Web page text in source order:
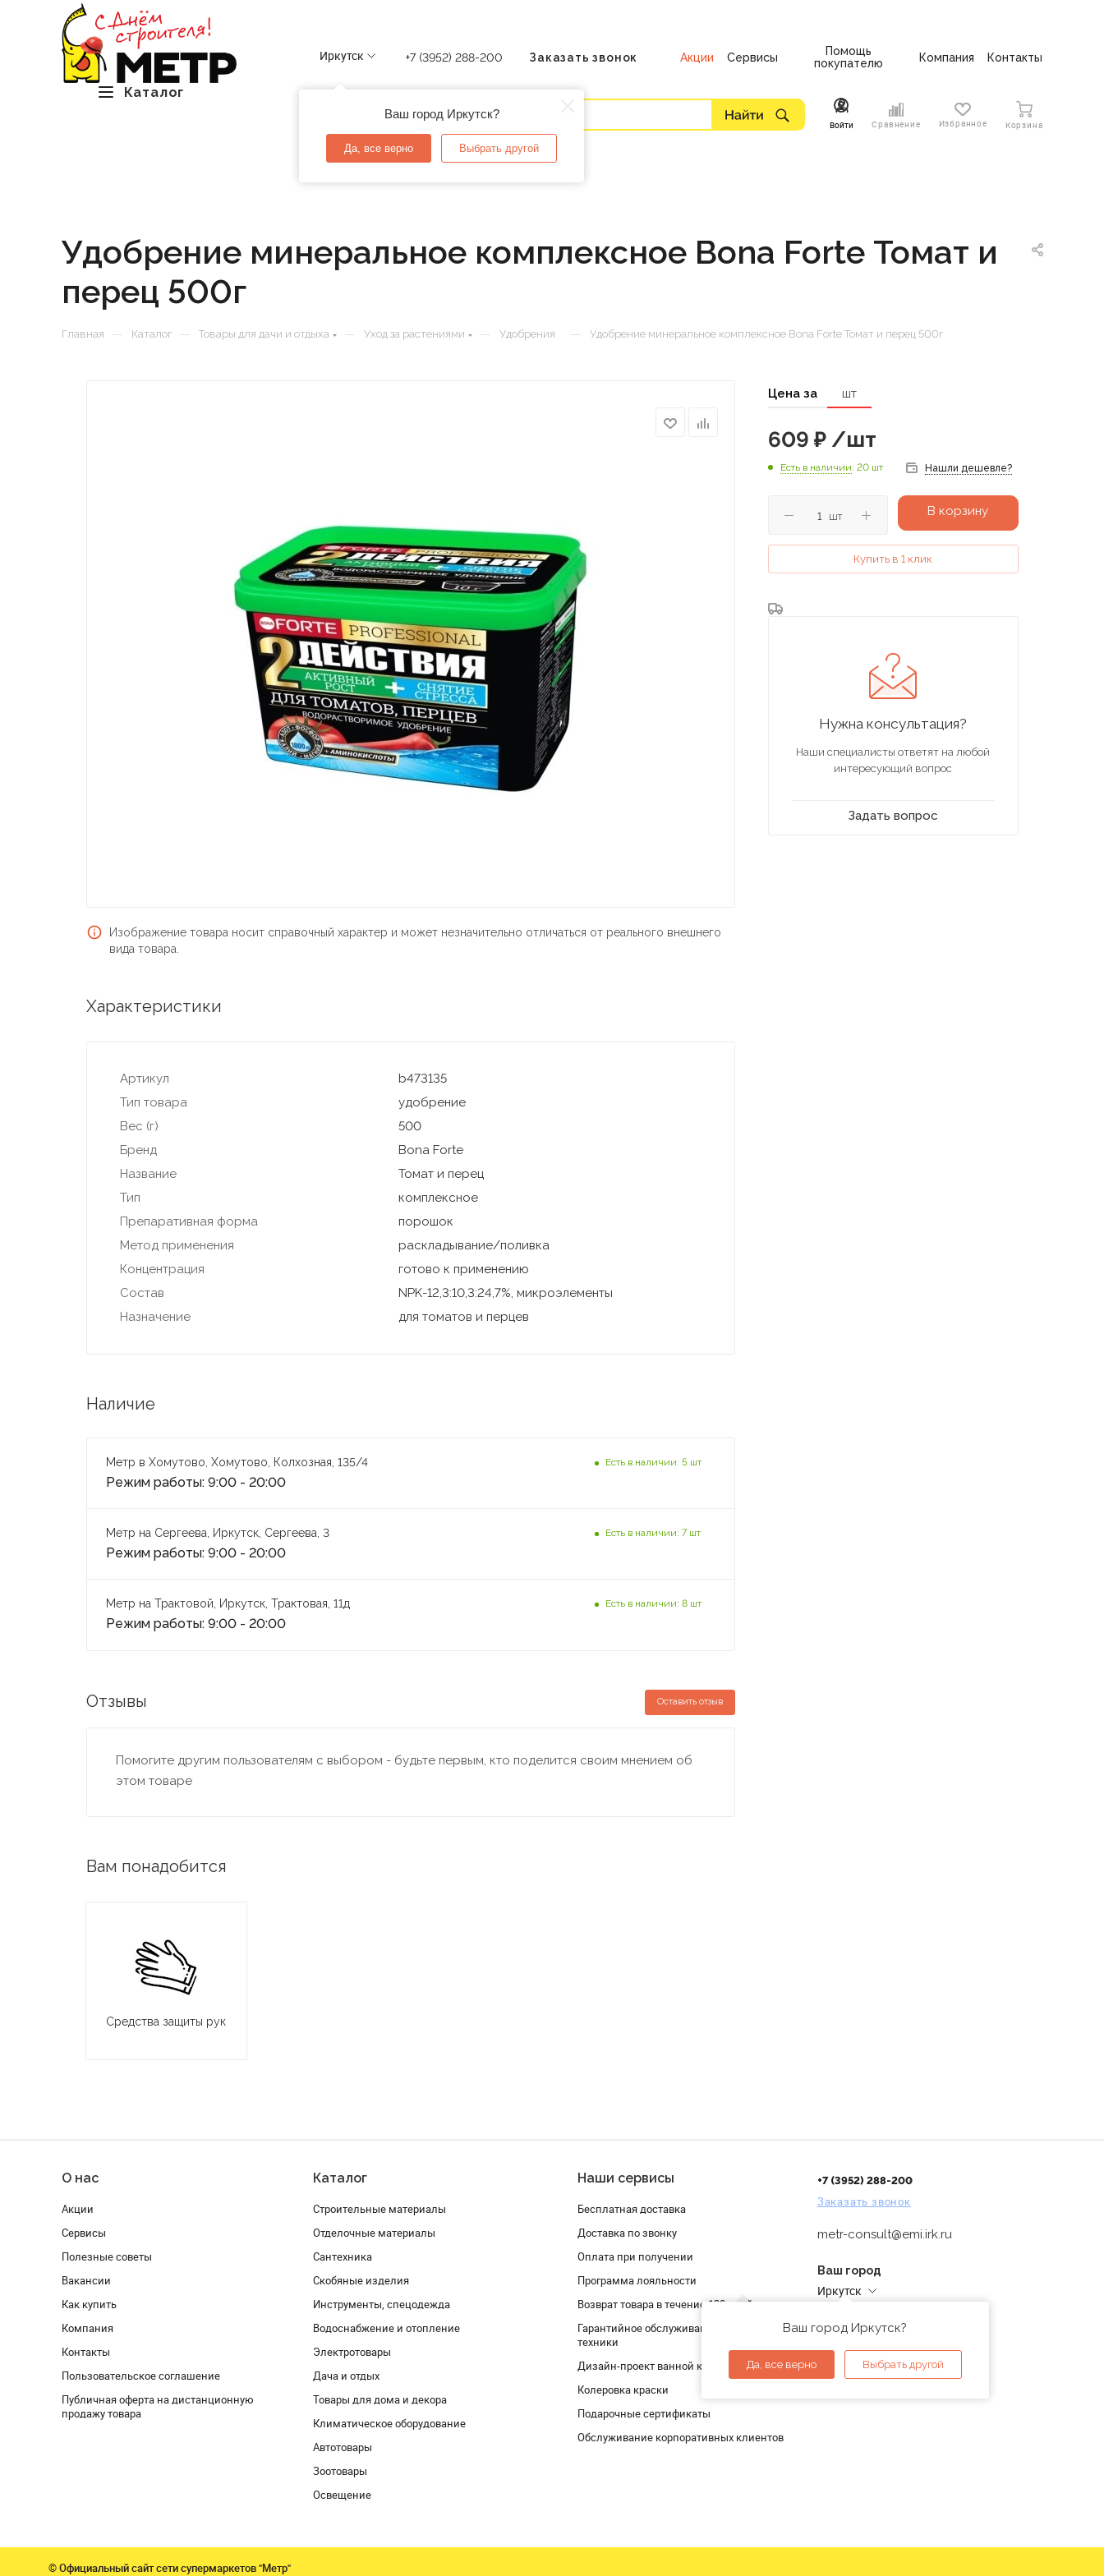
Каталог
Иркутск
Ваш город Иркутск?
Да, все верно Выбрать другой
+7 (3952) 288-200 Заказать звонок Акции Сервисы
Помощь
покупателю
Компания Контакты
Войти Сравнение Избранное Корзина
Удобрение минеральное комплексное Bona Forte Томат и
перец 500г
Главная — Каталог — Товары для дачи и отдыха — Уход за растениями — Удобрения — Удобрение минеральное комплексное Bona Forte Томат и перец 500г
Изображение товара носит справочный характер и может незначительно отличаться от реального внешнего
вида товара.
Характеристики
Артикул
b473135
Тип товара
удобрение
Вес (г)
500
Бренд
Bona Forte
Название
Томат и перец
Тип
комплексное
Препаративная форма
порошок
Метод применения
раскладывание/поливка
Концентрация
готово к применению
Состав
NPK-12,3:10,3:24,7%, микроэлементы
Назначение
для томатов и перцев
Наличие
Метр в Хомутово, Хомутово, Колхозная, 135/4
Режим работы: 9:00 - 20:00
Есть в наличии: 5 шт
Метр на Сергеева, Иркутск, Сергеева, 3
Режим работы: 9:00 - 20:00
Есть в наличии: 7 шт
Метр на Трактовой, Иркутск, Трактовая, 11д
Режим работы: 9:00 - 20:00
Есть в наличии: 8 шт
Отзывы Оставить отзыв
Помогите другим пользователям с выбором - будьте первым, кто поделится своим мнением об
этом товаре
Вам понадобится
Средства защиты рук
Цена за шт
609 ₽/шт
Есть в наличии: 20 шт Нашли дешевле?
шт В корзину
Купить в 1 клик
Нужна консультация?
Наши специалисты ответят на любой
интересующий вопрос
Задать вопрос
О нас
Акции
Сервисы
Полезные советы
Вакансии
Как купить
Компания
Контакты
Пользовательское соглашение
Публичная оферта на дистанционную
продажу товара
Каталог
Строительные материалы
Отделочные материалы
Сантехника
Скобяные изделия
Инструменты, спецодежда
Водоснабжение и отопление
Электротовары
Дача и отдых
Товары для дома и декора
Климатическое оборудование
Автотовары
Зоотовары
Освещение
Наши сервисы
Бесплатная доставка
Доставка по звонку
Оплата при получении
Программа лояльности
Возврат товара в течение 120 дней
Гарантийное обслуживание и проверка
техники
Дизайн-проект ванной комнаты
Колеровка краски
Подарочные сертификаты
Обслуживание корпоративных клиентов
+7 (3952) 288-200
Заказать звонок
metr-consult@emi.irk.ru
Ваш город
Иркутск
Ваш город Иркутск?
Да, все верно Выбрать другой
© Официальный сайт сети супермаркетов "Метр"